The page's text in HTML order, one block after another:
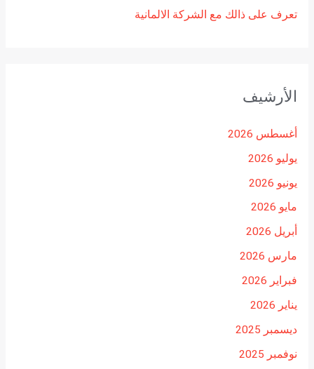
تعرف على ذالك مع الشركة الالمانية
الأرشيف
أغسطس 2026
يوليو 2026
يونيو 2026
مايو 2026
أبريل 2026
مارس 2026
فبراير 2026
يناير 2026
ديسمبر 2025
نوفمبر 2025